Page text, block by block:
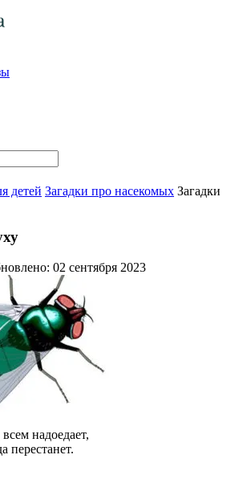
детей Загадки про насекомых Загадки
02 сентября 2023
надоедает,
перестанет.